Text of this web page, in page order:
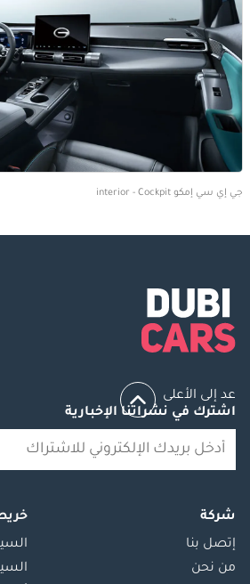
جي إي سي إمكو interior - Cockpit
عد إلى الأعلى
اشترك في نشراتنا الإخبارية
شركة
إتصل بنا
من نحن